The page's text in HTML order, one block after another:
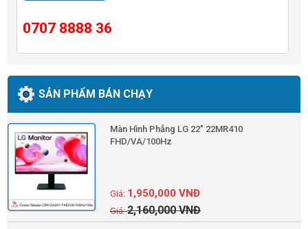
0707 8888 36
SẢN PHẨM BÁN CHẠY
Màn Hình Phẳng LG 22" 22MR410
FHD/VA/100Hz
2,160,000VNĐ
1,950,000VNĐ